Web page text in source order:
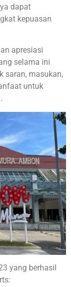
dapat
kepuasan
apresiasi
selama ini
saran, masukan,
untuk
yang berhasil